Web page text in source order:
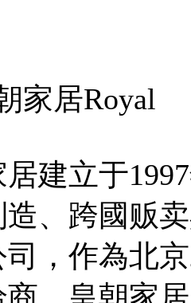
家居Royal
居建立于
造、跨國贩
司，作為北